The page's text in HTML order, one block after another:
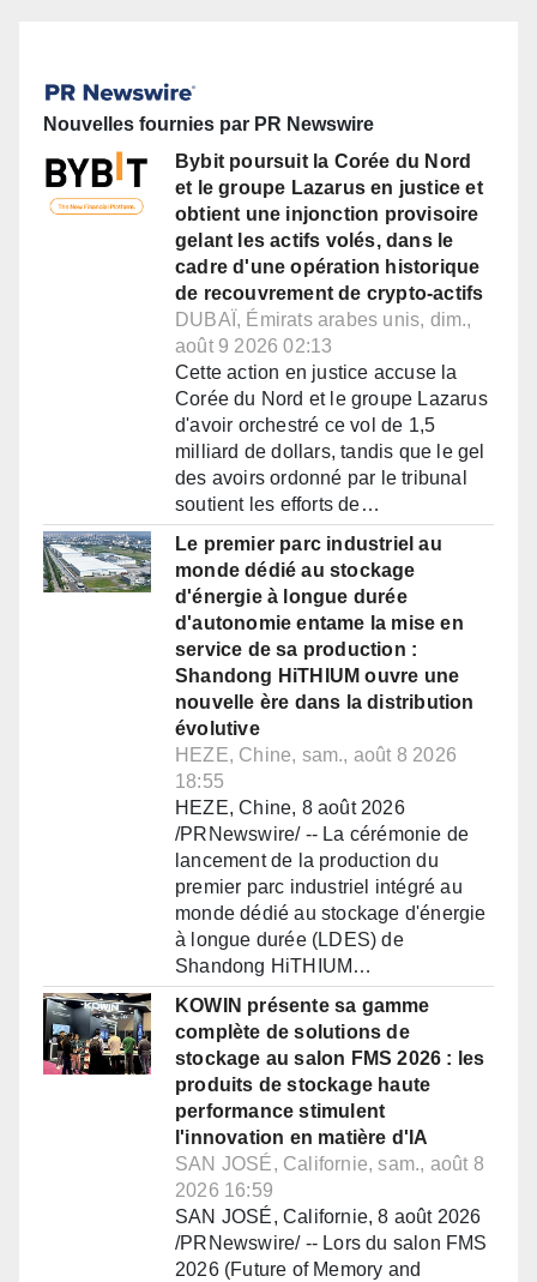
Nouvelles fournies par PR Newswire
Bybit poursuit la Corée du Nord
et le groupe Lazarus en justice et
obtient une injonction provisoire
gelant les actifs volés, dans le
cadre d'une opération historique
de recouvrement de crypto-actifs
DUBAÏ, Émirats arabes unis, dim.,
août 9 2026 02:13
Cette action en justice accuse la
Corée du Nord et le groupe Lazarus
d'avoir orchestré ce vol de 1,5
milliard de dollars, tandis que le gel
des avoirs ordonné par le tribunal
soutient les efforts de…
Le premier parc industriel au
monde dédié au stockage
d'énergie à longue durée
d'autonomie entame la mise en
service de sa production :
Shandong HiTHIUM ouvre une
nouvelle ère dans la distribution
évolutive
HEZE, Chine, sam., août 8 2026
18:55
HEZE, Chine, 8 août 2026
/PRNewswire/ -- La cérémonie de
lancement de la production du
premier parc industriel intégré au
monde dédié au stockage d'énergie
à longue durée (LDES) de
Shandong HiTHIUM…
KOWIN présente sa gamme
complète de solutions de
stockage au salon FMS 2026 : les
produits de stockage haute
performance stimulent
l'innovation en matière d'IA
SAN JOSÉ, Californie, sam., août 8
2026 16:59
SAN JOSÉ, Californie, 8 août 2026
/PRNewswire/ -- Lors du salon FMS
2026 (Future of Memory and